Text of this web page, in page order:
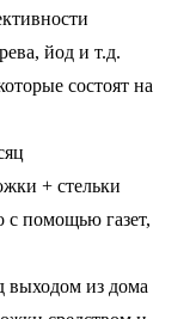
йод и т.д.
состоят на
+ стельки
с помощью газет,
выходом из дома